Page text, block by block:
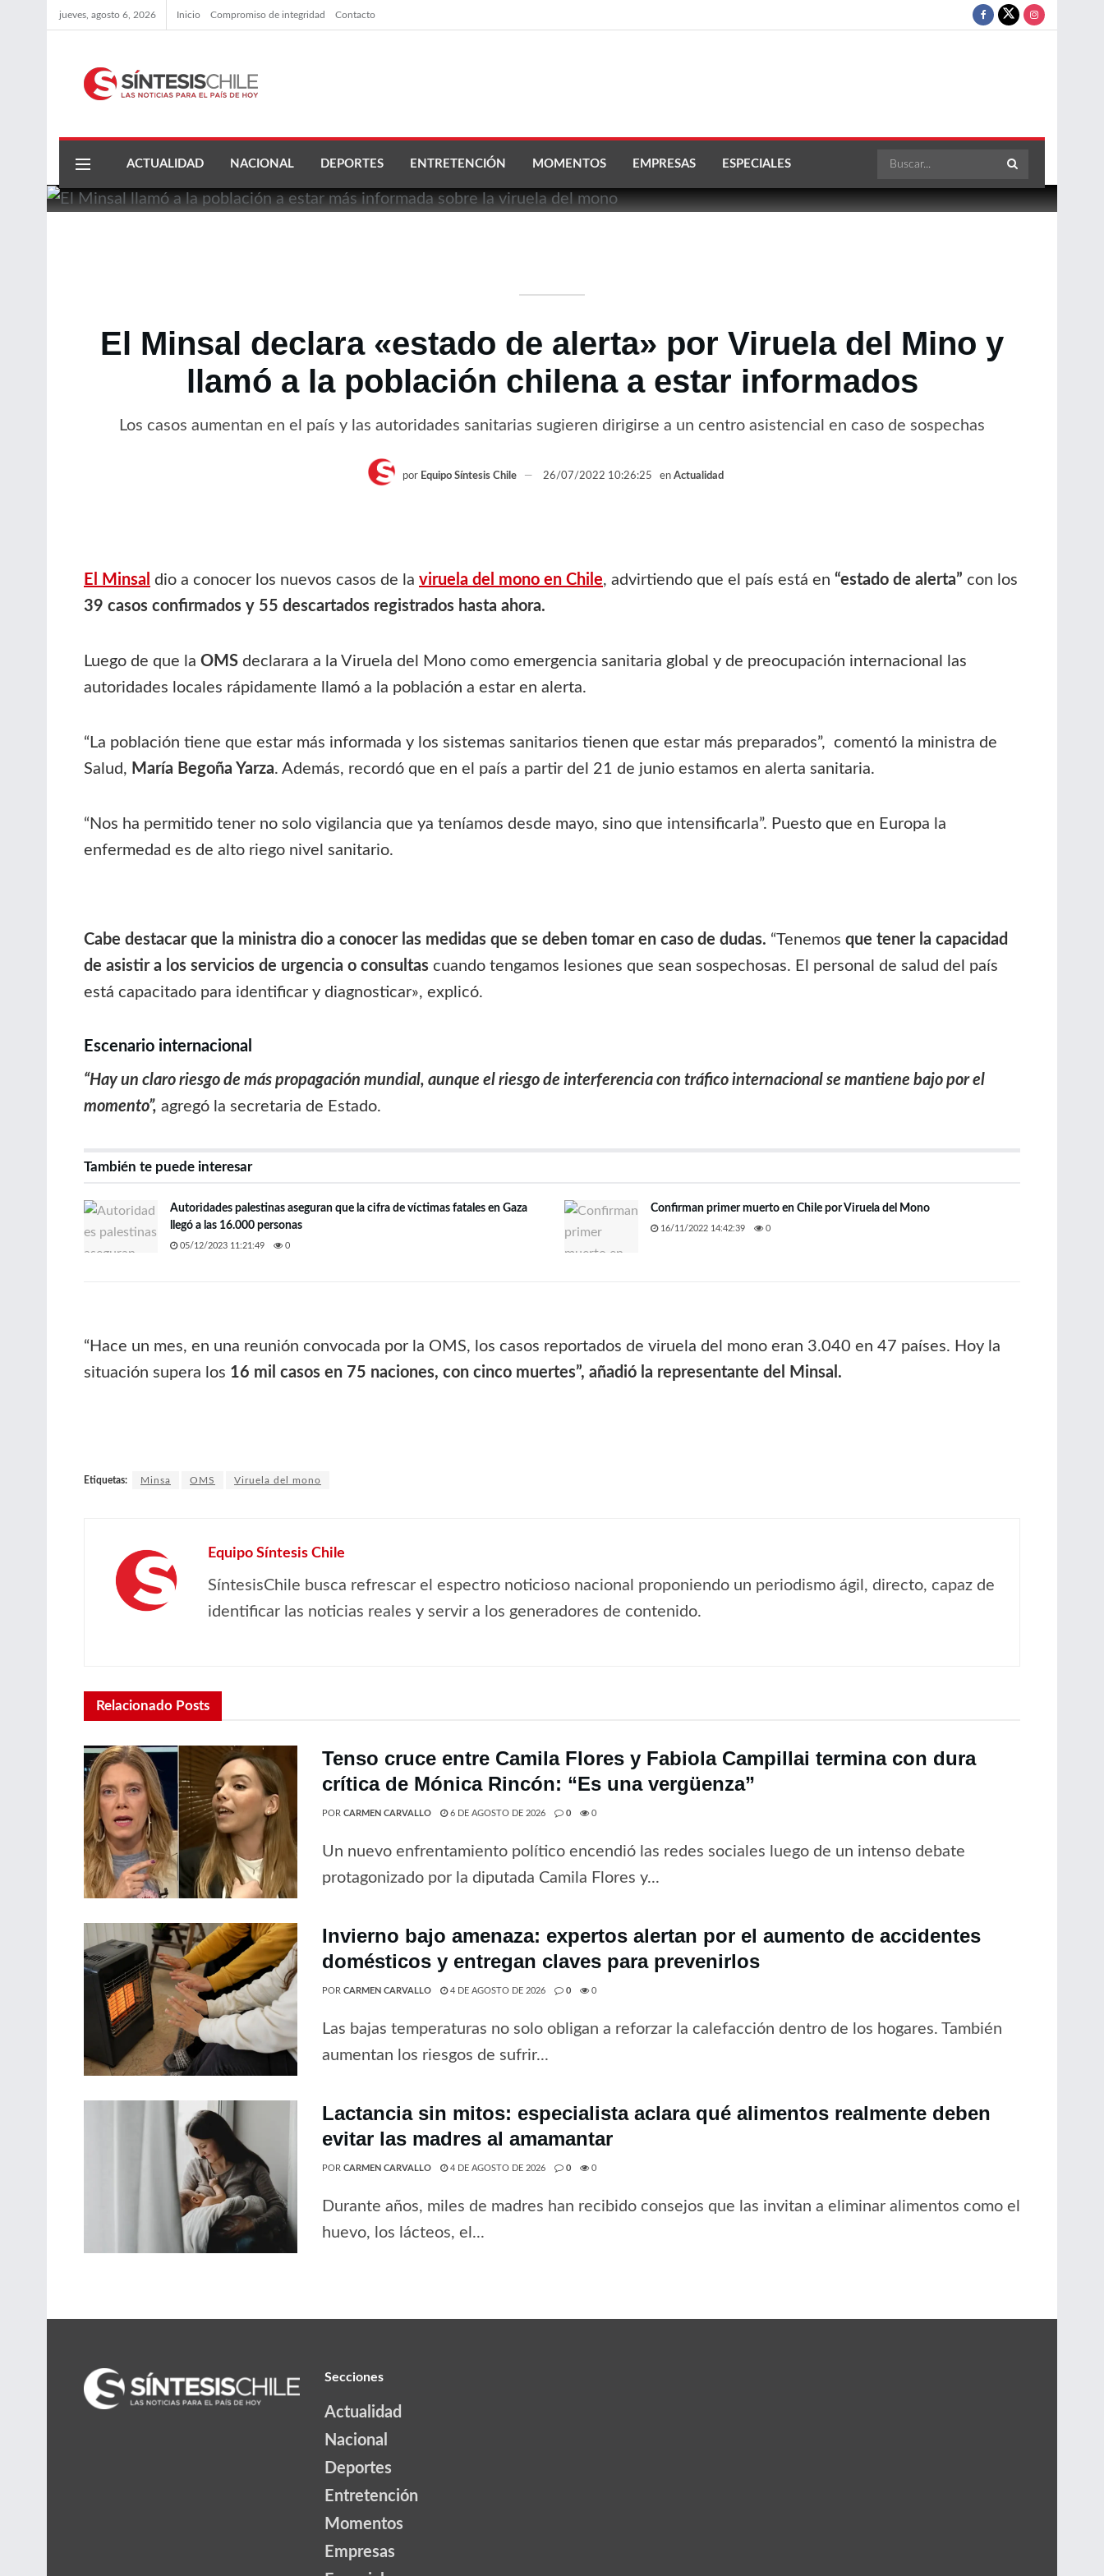
jueves, agosto 6, 2026 Inicio Compromiso de integridad Contacto
ACTUALIDAD NACIONAL DEPORTES ENTRETENCIÓN MOMENTOS EMPRESAS ESPECIALES
El Minsal declara «estado de alerta» por Viruela del Mino y
llamó a la población chilena a estar informados
Los casos aumentan en el país y las autoridades sanitarias sugieren dirigirse a un centro asistencial en caso de sospechas
por Equipo Síntesis Chile 26/07/2022 10:26:25 en Actualidad
El Minsal dio a conocer los nuevos casos de la viruela del mono en Chile, advirtiendo que el país está en “estado de alerta” con los
39 casos confirmados y 55 descartados registrados hasta ahora.
Luego de que la OMS declarara a la Viruela del Mono como emergencia sanitaria global y de preocupación internacional las
autoridades locales rápidamente llamó a la población a estar en alerta.
“La población tiene que estar más informada y los sistemas sanitarios tienen que estar más preparados”, comentó la ministra de
Salud, María Begoña Yarza. Además, recordó que en el país a partir del 21 de junio estamos en alerta sanitaria.
“Nos ha permitido tener no solo vigilancia que ya teníamos desde mayo, sino que intensificarla”. Puesto que en Europa la
enfermedad es de alto riego nivel sanitario.
Cabe destacar que la ministra dio a conocer las medidas que se deben tomar en caso de dudas. “Tenemos que tener la capacidad
de asistir a los servicios de urgencia o consultas cuando tengamos lesiones que sean sospechosas. El personal de salud del país
está capacitado para identificar y diagnosticar», explicó.
Escenario internacional
“Hay un claro riesgo de más propagación mundial, aunque el riesgo de interferencia con tráfico internacional se mantiene bajo por el
momento”, agregó la secretaria de Estado.
También te puede interesar
Autoridades palestinas aseguran que la cifra de víctimas fatales en Gaza
llegó a las 16.000 personas
05/12/2023 11:21:49 0
Confirman primer muerto en Chile por Viruela del Mono
16/11/2022 14:42:39 0
“Hace un mes, en una reunión convocada por la OMS, los casos reportados de viruela del mono eran 3.040 en 47 países. Hoy la
situación supera los 16 mil casos en 75 naciones, con cinco muertes”, añadió la representante del Minsal.
Etiquetas: Minsa OMS Viruela del mono
Equipo Síntesis Chile
SíntesisChile busca refrescar el espectro noticioso nacional proponiendo un periodismo ágil, directo, capaz de
identificar las noticias reales y servir a los generadores de contenido.
Relacionado Posts
Tenso cruce entre Camila Flores y Fabiola Campillai termina con dura
crítica de Mónica Rincón: “Es una vergüenza”
POR CARMEN CARVALLO 6 DE AGOSTO DE 2026 0 0
Un nuevo enfrentamiento político encendió las redes sociales luego de un intenso debate
protagonizado por la diputada Camila Flores y...
Invierno bajo amenaza: expertos alertan por el aumento de accidentes
domésticos y entregan claves para prevenirlos
POR CARMEN CARVALLO 4 DE AGOSTO DE 2026 0 0
Las bajas temperaturas no solo obligan a reforzar la calefacción dentro de los hogares. También
aumentan los riesgos de sufrir...
Lactancia sin mitos: especialista aclara qué alimentos realmente deben
evitar las madres al amamantar
POR CARMEN CARVALLO 4 DE AGOSTO DE 2026 0 0
Durante años, miles de madres han recibido consejos que las invitan a eliminar alimentos como el
huevo, los lácteos, el...
Secciones
Actualidad
Nacional
Deportes
Entretención
Momentos
Empresas